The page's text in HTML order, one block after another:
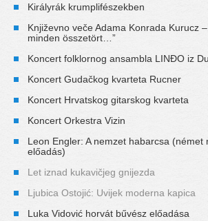
Királyrák krumplifészekben
Književno veče Adama Konrada Kurucz –
minden összetört…”
Koncert folklornog ansambla LINĐO iz
Koncert Gudačkog kvarteta Rucner
Koncert Hrvatskog gitarskog kvarteta
Koncert Orkestra Vizin
Leon Engler: A nemzet habarcsa (német
előadás)
Let iznad kukavičjeg gnijezda
Ljubica Ostojić: Uvijek moderna kapica
Luka Vidović horvát bűvész előadása